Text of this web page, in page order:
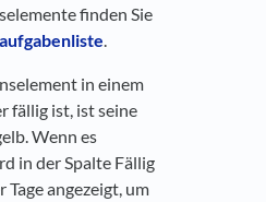
finden Sie
in einem
fällig ist, ist seine
Wenn es
in der Spalte Fällig
Tage angezeigt, um